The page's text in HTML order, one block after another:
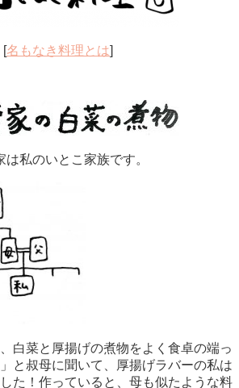
[名もなき料理とは]
は私のいとこ家族です。
白菜と厚揚げの煮物をよく食卓の端っ
と叔母に聞いて、厚揚げラバーの私は
た！作っていると、母も似たような料